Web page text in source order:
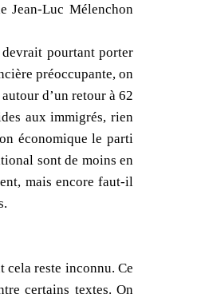
Jean-Luc Mélenchon
devrait pourtant porter
préoccupante, on
d’un retour à 62
aux immigrés, rien
économique le parti
sont de moins en
mais encore faut-il
cela reste inconnu. Ce
certains textes. On